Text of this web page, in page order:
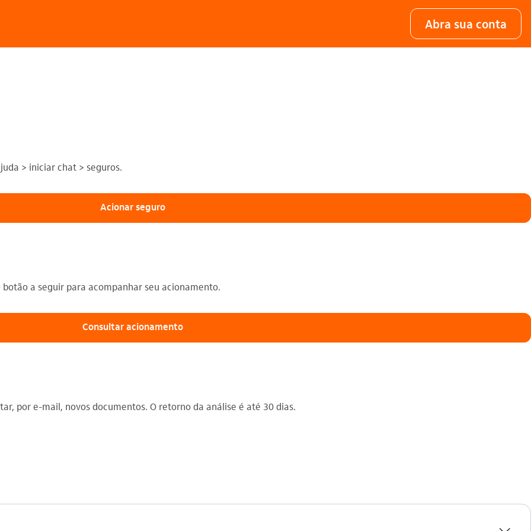
Abra sua conta
> iniciar chat > seguros.
Acionar seguro
a seguir para acompanhar seu acionamento.
Consultar acionamento
por e-mail, novos documentos. O retorno da análise é até 30 dias.